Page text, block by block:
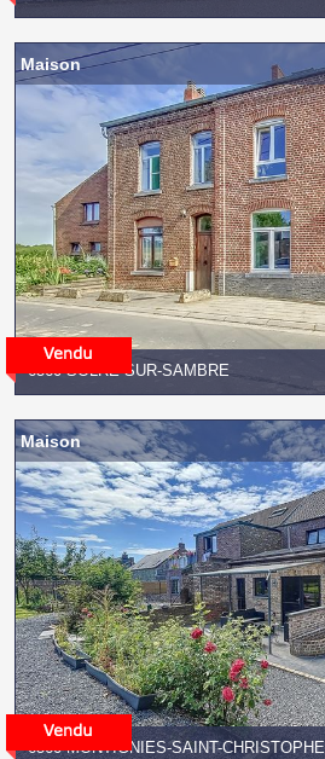
6560 SOLRE-SUR-SAMBRE
Maison
6560 MONTIGNIES-SAINT-CHRISTOPHE
Maison